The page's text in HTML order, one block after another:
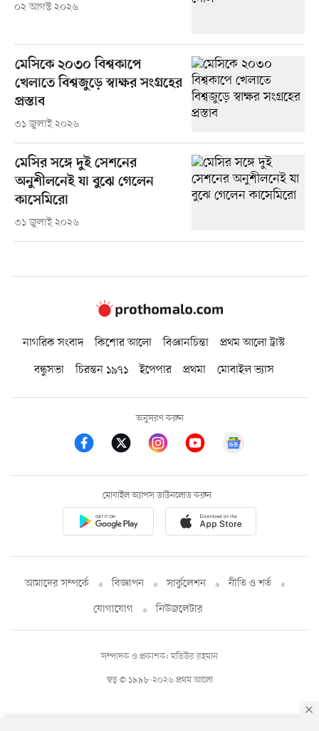
০২ আগস্ট ২০২৬
মেসিকে ২০৩০ বিশ্বকাপে
খেলাতে বিশ্বজুড়ে স্বাক্ষর সংগ্রহের
প্রস্তাব
৩১ জুলাই ২০২৬
মেসির সঙ্গে দুই সেশনের
অনুশীলনেই যা বুঝে গেলেন
কাসেমিরো
৩১ জুলাই ২০২৬
নাগরিক সংবাদ কিশোর আলো বিজ্ঞানচিন্তা
প্রথম আলো ট্রাস্ট
বন্ধুসভা
চিরন্তন ১৯৭১ ইপেপার প্রথমা মোবাইল ভ্যাস
অনুসরণ করুন
মোবাইল অ্যাপস ডাউনলোড করুন
আমাদের সম্পর্কে বিজ্ঞাপন সার্কুলেশন
নীতি ও শর্ত
যোগাযোগ
নিউজলেটার
স্বত্ব © ১৯৯৮-২০২৬ প্রথম আলো
সম্পাদক ও প্রকাশক: মতিউর রহমান